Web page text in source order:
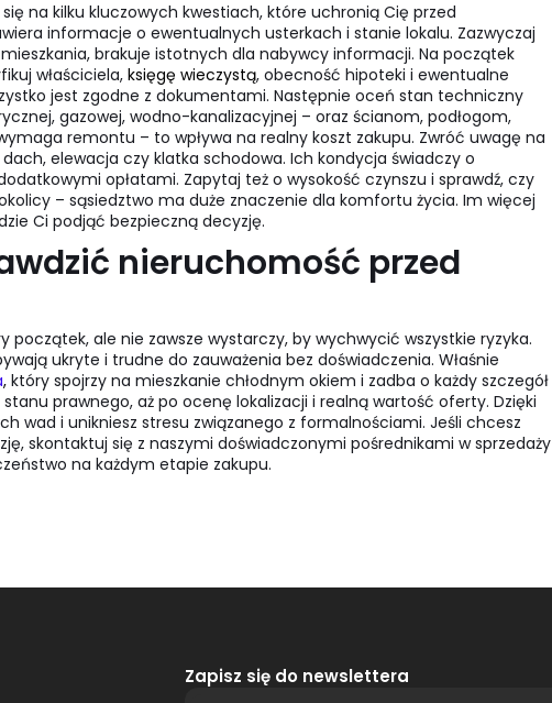
na kilku kluczowych kwestiach, które uchronią Cię przed
informacje o ewentualnych usterkach i stanie lokalu. Zazwyczaj
brakuje istotnych dla nabywcy informacji. Na początek
właściciela, księgę wieczystą, obecność hipoteki i ewentualne
jest zgodne z dokumentami. Następnie oceń stan techniczny
gazowej, wodno-kanalizacyjnej – oraz ścianom, podłogom,
remontu – to wpływa na realny koszt zakupu. Zwróć uwagę na
elewacja czy klatka schodowa. Ich kondycja świadczy o
opłatami. Zapytaj też o wysokość czynszu i sprawdź, czy
– sąsiedztwo ma duże znaczenie dla komfortu życia. Im więcej
Ci podjąć bezpieczną decyzję.
nieruchomość przed
ale nie zawsze wystarczy, by wychwycić wszystkie ryzyka.
ukryte i trudne do zauważenia bez doświadczenia. Właśnie
, który spojrzy na mieszkanie chłodnym okiem i zadba o każdy szczegół
prawnego, aż po ocenę lokalizacji i realną wartość oferty. Dzięki
wad i unikniesz stresu związanego z formalnościami. Jeśli chcesz
skontaktuj się z naszymi doświadczonymi pośrednikami w sprzedaży
na każdym etapie zakupu.
Zapisz się do newslettera